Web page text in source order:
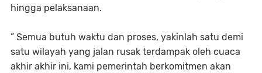
hingga pelaksanaan.
” Semua butuh waktu dan proses, yakinlah satu demi
satu wilayah yang jalan rusak terdampak oleh cuaca
akhir akhir ini, kami pemerintah berkomitmen akan